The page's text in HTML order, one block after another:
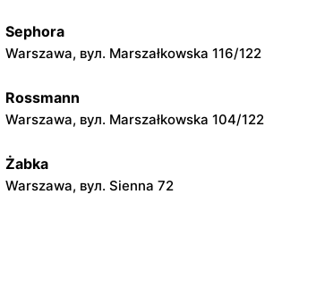
Żabka
Żabka
Sephora
Warszawa, вул. Marszałkowska 116/122
Rossmann
Warszawa, вул. Marszałkowska 104/122
Żabka
Warszawa, вул. Sienna 72